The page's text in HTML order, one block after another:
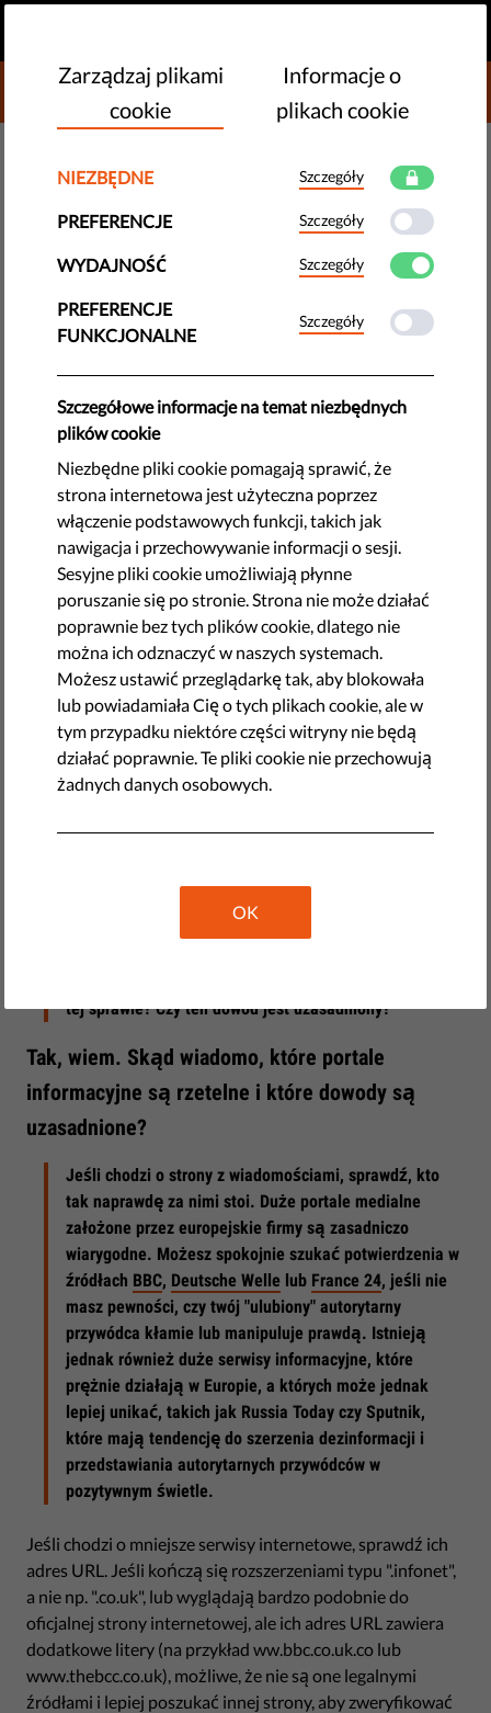
DONATE TO LIBERTIES
Dezinformacja w mediach: Jak
rozpoznać, co jest zgodne z
prawdą, a co nie?
W najnowszym odcinku wideo naszego przewodnika: "Jak
faktów, bo jeśli nikt nie walczy z rażącymi kłamstwami
autokratów - to oni wygrają.
by Orsolya Reich
listopada 20, 2018
Wspaniale - powiedzą niektórzy z was - ale jakim cudem
mam to zrobić? I nawet gdybym miał kompetencje, by to
zrobić - kto, do licha, ma na to czas? W końcu dziennikarz
śledczy dostaje wynagrodzenie za długie godziny
spędzone na sprawdzaniu i weryfikowaniu, a mnie nikt za
to nie zapłaci!
Mam dla was dobrą wiadomość. Większość kłamstw,
pół-kłamstw, błędnych informacji i dezinformacji nie
jest trudna do wykrycia. Musisz tylko poznać kilka
legalnych stronach z wiadomościami. Czy poddają
tej sprawie? Czy ten dowód jest uzasadniony?
Tak, wiem. Skąd wiadomo, które portale
informacyjne są rzetelne i które dowody są
uzasadnione?
Jeśli chodzi o strony z wiadomościami, sprawdź, kto
tak naprawdę za nimi stoi. Duże portale medialne
założone przez europejskie firmy są zasadniczo
wiarygodne. Możesz spokojnie szukać potwierdzenia w
źródłach BBC, Deutsche Welle lub France 24, jeśli nie
masz pewności, czy twój "ulubiony" autorytarny
przywódca kłamie lub manipuluje prawdą. Istnieją
jednak również duże serwisy informacyjne, które
prężnie działają w Europie, a których może jednak
lepiej unikać, takich jak Russia Today czy Sputnik,
które mają tendencję do szerzenia dezinformacji i
przedstawiania autorytarnych przywódców w
pozytywnym świetle.
Jeśli chodzi o mniejsze serwisy internetowe, sprawdź ich
adres URL. Jeśli kończą się rozszerzeniami typu ".infonet",
a nie np. ".co.uk", lub wyglądają bardzo podobnie do
oficjalnej strony internetowej, ale ich adres URL zawiera
dodatkowe litery (na przykład ww.bbc.co.uk.co lub
www.thebcc.co.uk), możliwe, że nie są one legalnymi
źródłami i lepiej poszukać innej strony, aby zweryfikować
Zarządzaj plikami
cookie
Informacje o
plikach cookie
NIEZBĘDNE Szczegóły
PREFERENCJE Szczegóły
WYDAJNOŚĆ Szczegóły
PREFERENCJE
FUNKCJONALNE
Szczegóły
Szczegółowe informacje na temat niezbędnych
plików cookie
Niezbędne pliki cookie pomagają sprawić, że
strona internetowa jest użyteczna poprzez
włączenie podstawowych funkcji, takich jak
nawigacja i przechowywanie informacji o sesji.
Sesyjne pliki cookie umożliwiają płynne
poruszanie się po stronie. Strona nie może działać
poprawnie bez tych plików cookie, dlatego nie
można ich odznaczyć w naszych systemach.
Możesz ustawić przeglądarkę tak, aby blokowała
lub powiadamiała Cię o tych plikach cookie, ale w
tym przypadku niektóre części witryny nie będą
działać poprawnie. Te pliki cookie nie przechowują
żadnych danych osobowych.
OK